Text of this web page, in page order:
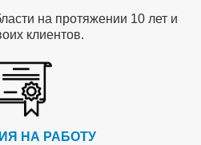
на протяжении 10 лет и
клиентов.
НА РАБОТУ